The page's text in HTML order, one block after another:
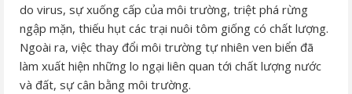
do virus, sự xuống cấp của môi trường, triệt phá rừng
ngập mặn, thiếu hụt các trại nuôi tôm giống có chất lượng.
Ngoài ra, việc thay đổi môi trường tự nhiên ven biển đã
làm xuất hiện những lo ngại liên quan tới chất lượng nước
và đất, sự cân bằng môi trường.